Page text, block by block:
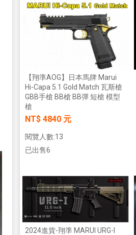
NT$280元 NT$ 元
加入購物車
【翔準AOG】SKYWOODS RL750G
20mm魚骨 USB充電 IP66防水
NT$2850元
加入購物車
加入購物車
【翔準AOG】日本馬牌 Marui
Hi-Capa 5.1 Gold Match 瓦斯槍
GBB手槍 BB槍 BB彈 短槍 模型
槍
NT$ 4840 元
閱覽人數:13
已出售6
2024進貨-翔準 MARUI URG-I